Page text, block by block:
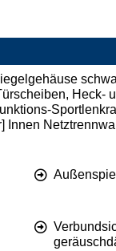
Heck-
Innen